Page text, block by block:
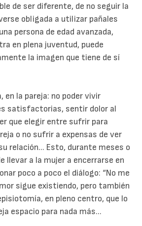
de ser diferente, de no seguir la
obligada a utilizar pañales
persona de edad avanzada,
en plena juventud, puede
la imagen que tiene de sí
en la pareja: no poder vivir
satisfactorias, sentir dolor al
que elegir entre sufrir para
o no sufrir a expensas de ver
relación... Esto, durante meses o
llevar a la mujer a encerrarse en
poco a poco el diálogo: “No me
sigue existiendo, pero también
en pleno centro, que lo
espacio para nada más...